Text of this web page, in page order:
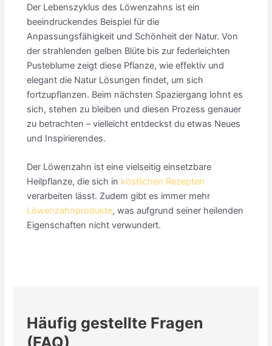
Der Lebenszyklus des Löwenzahns ist ein
beeindruckendes Beispiel für die
Anpassungsfähigkeit und Schönheit der Natur. Von
der strahlenden gelben Blüte bis zur federleichten
Pusteblume zeigt diese Pflanze, wie effektiv und
elegant die Natur Lösungen findet, um sich
fortzupflanzen. Beim nächsten Spaziergang lohnt es
sich, stehen zu bleiben und diesen Prozess genauer
zu betrachten – vielleicht entdeckst du etwas Neues
und Inspirierendes.
Der Löwenzahn ist eine vielseitig einsetzbare
Heilpflanze, die sich in köstlichen Rezepten
verarbeiten lässt. Zudem gibt es immer mehr
Löwenzahnprodukte, was aufgrund seiner heilenden
Eigenschaften nicht verwundert.
Häufig gestellte Fragen
(FAQ)